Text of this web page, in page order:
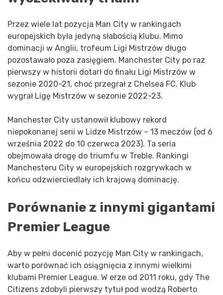
Przez wiele lat pozycja Man City w rankingach
europejskich była jedyną słabością klubu. Mimo
dominacji w Anglii, trofeum Ligi Mistrzów długo
pozostawało poza zasięgiem. Manchester City po raz
pierwszy w historii dotarł do finału Ligi Mistrzów w
sezonie 2020-21, choć przegrał z Chelsea FC. Klub
wygrał Ligę Mistrzów w sezonie 2022-23.
Manchester City ustanowił klubowy rekord
niepokonanej serii w Lidze Mistrzów – 13 meczów (od 6
września 2022 do 10 czerwca 2023). Ta seria
obejmowała drogę do triumfu w Treble. Rankingi
Manchesteru City w europejskich rozgrywkach w
końcu odzwierciedlały ich krajową dominację.
Porównanie z innymi gigantami
Premier League
Aby w pełni docenić pozycję Man City w rankingach,
warto porównać ich osiągnięcia z innymi wielkimi
klubami Premier League. W erze od 2011 roku, gdy The
Citizens zdobyli pierwszy tytuł pod wodzą Roberto